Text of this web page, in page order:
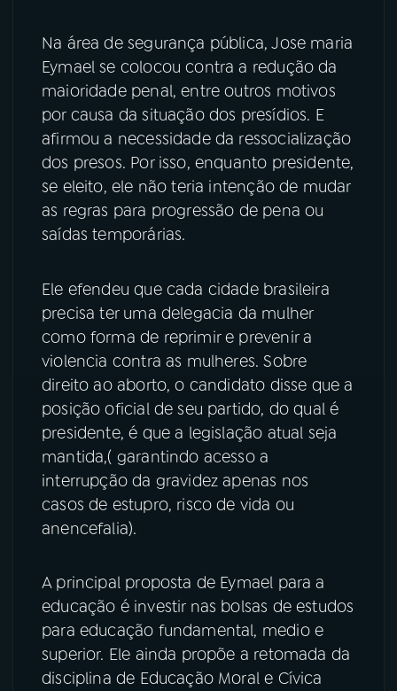
Na área de segurança pública, Jose maria
Eymael se colocou contra a redução da
maioridade penal, entre outros motivos
por causa da situação dos presídios. E
afirmou a necessidade da ressocialização
dos presos. Por isso, enquanto presidente,
se eleito, ele não teria intenção de mudar
as regras para progressão de pena ou
saídas temporárias.
Ele efendeu que cada cidade brasileira
precisa ter uma delegacia da mulher
como forma de reprimir e prevenir a
violencia contra as mulheres. Sobre
direito ao aborto, o candidato disse que a
posição oficial de seu partido, do qual é
presidente, é que a legislação atual seja
mantida,( garantindo acesso a
interrupção da gravidez apenas nos
casos de estupro, risco de vida ou
anencefalia).
A principal proposta de Eymael para a
educação é investir nas bolsas de estudos
para educação fundamental, medio e
superior. Ele ainda propõe a retomada da
disciplina de Educação Moral e Cívica